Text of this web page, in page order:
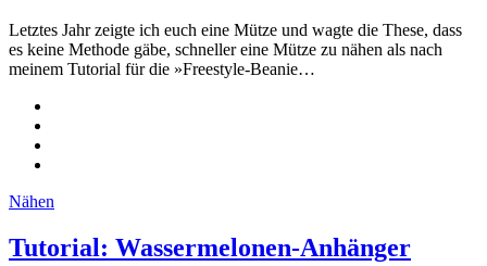
Letztes Jahr zeigte ich euch eine Mütze und wagte die These, dass
es keine Methode gäbe, schneller eine Mütze zu nähen als nach
meinem Tutorial für die »Freestyle-Beanie…
Nähen
Tutorial: Wassermelonen-Anhänger